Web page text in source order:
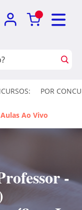
POR
Aulas Ao Vivo
-